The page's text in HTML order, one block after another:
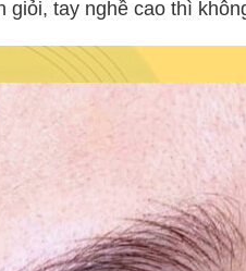
giỏi, tay nghề cao thì